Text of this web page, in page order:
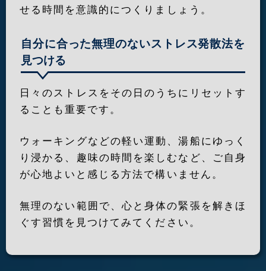
せる時間を意識的につくりましょう。
自分に合った無理のないストレス発散法を
見つける
日々のストレスをその日のうちにリセットす
ることも重要です。
ウォーキングなどの軽い運動、湯船にゆっく
り浸かる、趣味の時間を楽しむなど、ご自身
が心地よいと感じる方法で構いません。
無理のない範囲で、心と身体の緊張を解きほ
ぐす習慣を見つけてみてください。